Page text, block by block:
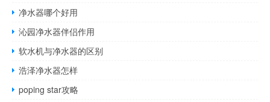
净水器哪个好用
沁园净水器伴侣作用
软水机与净水器的区别
浩泽净水器怎样
poping star攻略